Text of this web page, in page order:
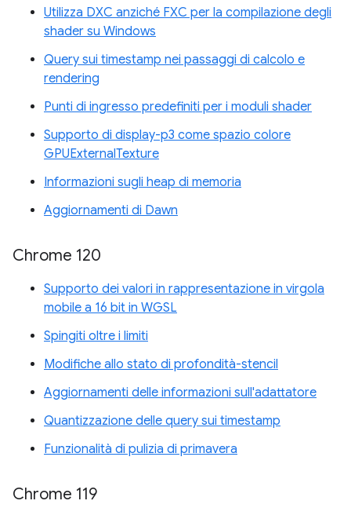
Utilizza DXC anziché FXC per la compilazione degli
shader su Windows
Query sui timestamp nei passaggi di calcolo e
rendering
Punti di ingresso predefiniti per i moduli shader
Supporto di display-p3 come spazio colore
GPUExternalTexture
Informazioni sugli heap di memoria
Aggiornamenti di Dawn
Chrome 120
Supporto dei valori in rappresentazione in virgola
mobile a 16 bit in WGSL
Spingiti oltre i limiti
Modifiche allo stato di profondità-stencil
Aggiornamenti delle informazioni sull'adattatore
Quantizzazione delle query sui timestamp
Funzionalità di pulizia di primavera
Chrome 119